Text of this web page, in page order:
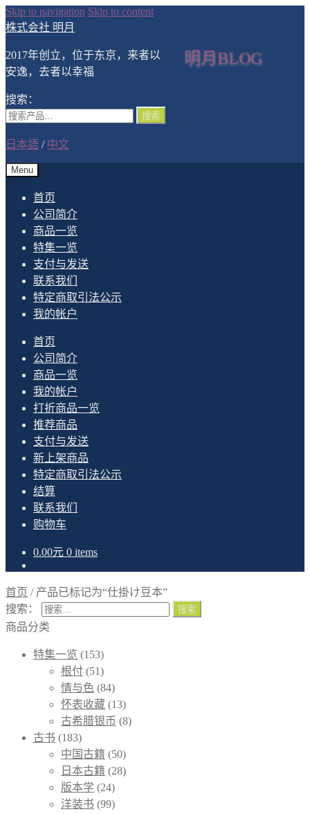
Skip to navigation Skip to content
株式会社 明月
明月BLOG
2017年创立，位于东京，来者以
安逸，去者以幸福
搜索：
搜索
日本語 / 中文
Menu
首页
公司简介
商品一览
特集一览
支付与发送
联系我们
特定商取引法公示
我的帐户
首页
公司简介
商品一览
我的帐户
打折商品一览
推荐商品
支付与发送
新上架商品
特定商取引法公示
结算
联系我们
购物车
0.00元 0 items
首页 / 产品已标记为“仕掛け豆本”
搜索：
商品分类
特集一览 (153)
根付 (51)
情与色 (84)
怀表收藏 (13)
古希腊银币 (8)
古书 (183)
中国古籍 (50)
日本古籍 (28)
版本学 (24)
洋装书 (99)